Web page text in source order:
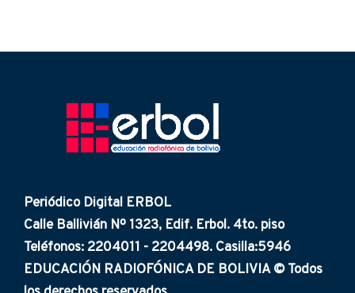
Periódico Digital ERBOL
Calle Ballivián Nº 1323, Edif. Erbol. 4to. piso
Teléfonos: 2204011 - 2204498. Casilla:5946
EDUCACIÓN RADIOFÓNICA DE BOLIVIA © Todos